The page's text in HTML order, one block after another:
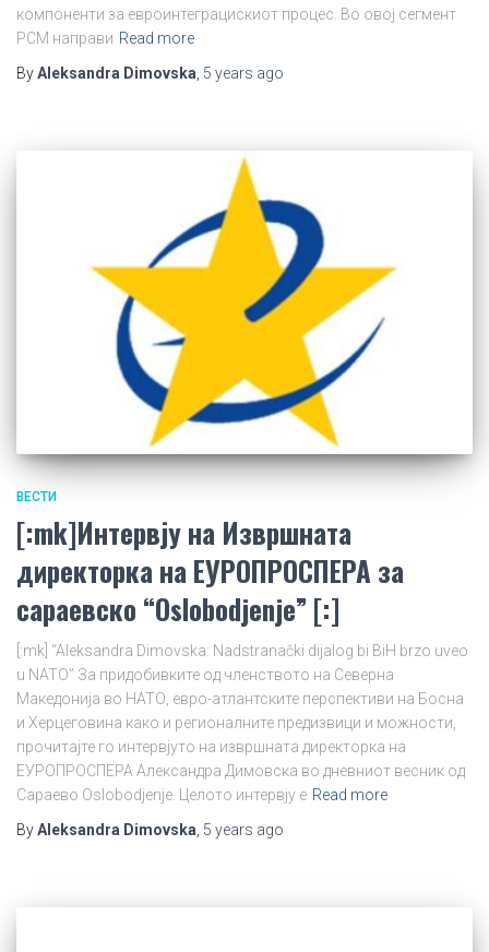
компоненти за евроинтеграцискиот процес. Во овој сегмент
РСМ направи Read more
ByAleksandra Dimovska 5 years ago
ВЕСТИ
[:mk]Интервју на Извршната
директорка на ЕУРОПРОСПЕРА за
сараевско “Oslobodjenje” [:]
[:mk] “Aleksandra Dimovska: Nadstranački dijalog bi BiH brzo uveo
u NATO” За придобивките од членството на Северна
Македонија во НАТО, евро-атлантските перспективи на Босна
и Херцеговина како и регионалните предизвици и можности,
прочитајте го интервјуто на извршната директорка на
ЕУРОПРОСПЕРА Александра Димовска во дневниот весник од
Сараево Oslobodjenje. Целото интервју е Read more
ByAleksandra Dimovska, 5 years ago